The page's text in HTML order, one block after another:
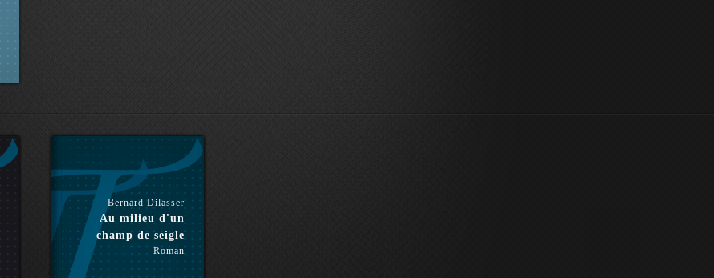
Bernard Dilasser
Au milieu d'un
champ de seigle
Roman